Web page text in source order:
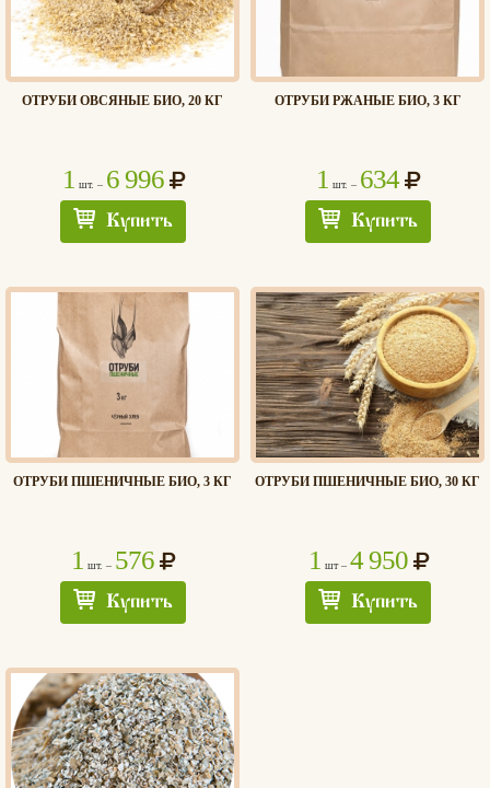
ОТРУБИ ОВСЯНЫЕ БИО, 20 КГ
1 шт. – 6 996
Купить
ОТРУБИ РЖАНЫЕ БИО, 3 КГ
1 шт. – 634
Купить
ОТРУБИ ПШЕНИЧНЫЕ БИО, 3 КГ
1 шт. – 576
Купить
ОТРУБИ ПШЕНИЧНЫЕ БИО, 30 КГ
1 шт – 4 950
Купить